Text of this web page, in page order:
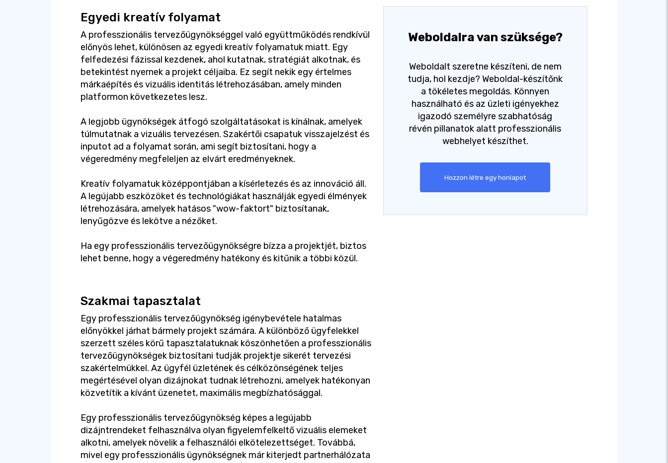
Egyedi kreatív folyamat
A professzionális tervezőügynökséggel való együttműködés rendkívül
előnyös lehet, különösen az egyedi kreatív folyamatuk miatt. Egy
felfedezési fázissal kezdenek, ahol kutatnak, stratégiát alkotnak, és
betekintést nyernek a projekt céljaiba. Ez segít nekik egy értelmes
márkaépítés és vizuális identitás létrehozásában, amely minden
platformon következetes lesz.
A legjobb ügynökségek átfogó szolgáltatásokat is kínálnak, amelyek
túlmutatnak a vizuális tervezésen. Szakértői csapatuk visszajelzést és
inputot ad a folyamat során, ami segít biztosítani, hogy a
végeredmény megfeleljen az elvárt eredményeknek.
Kreatív folyamatuk középpontjában a kísérletezés és az innováció áll.
A legújabb eszközöket és technológiákat használják egyedi élmények
létrehozására, amelyek hatásos "wow-faktort" biztosítanak,
lenyűgözve és lekötve a nézőket.
Ha egy professzionális tervezőügynökségre bízza a projektjét, biztos
lehet benne, hogy a végeredmény hatékony és kitűnik a többi közül.
Weboldalra van szüksége?
Weboldalt szeretne készíteni, de nem
tudja, hol kezdje? Weboldal-készítőnk
a tökéletes megoldás. Könnyen
használható és az üzleti igényekhez
igazodó személyre szabhatóság
révén pillanatok alatt professzionális
webhelyet készíthet.
Hozzon létre egy honlapot
Szakmai tapasztalat
Egy professzionális tervezőügynökség igénybevétele hatalmas
előnyökkel járhat bármely projekt számára. A különböző ügyfelekkel
szerzett széles körű tapasztalatuknak köszönhetően a professzionális
tervezőügynökségek biztosítani tudják projektje sikerét tervezési
szakértelmükkel. Az ügyfél üzletének és célközönségének teljes
megértésével olyan dizájnokat tudnak létrehozni, amelyek hatékonyan
közvetítik a kívánt üzenetet, maximális megbízhatósággal.
Egy professzionális tervezőügynökség képes a legújabb
dizájntrendeket felhasználva olyan figyelemfelkeltő vizuális elemeket
alkotni, amelyek növelik a felhasználói elkötelezettséget. Továbbá,
mivel egy professzionális ügynökségnek már kiterjedt partnerhálózata